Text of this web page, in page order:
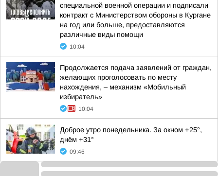
специальной военной операции и подписали
контракт с Министерством обороны в Кургане
на год или больше, предоставляются
различные виды помощи
10:04
Продолжается подача заявлений от граждан,
желающих проголосовать по месту
нахождения, – механизм «Мобильный
избиратель»
10:04
Доброе утро понедельника. За окном +25°,
днём +31°
09:46